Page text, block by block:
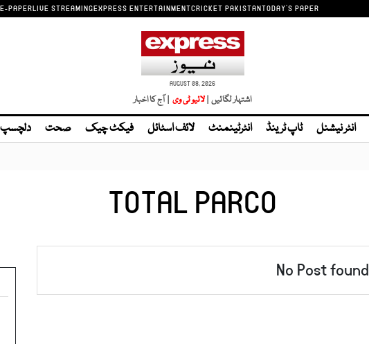
PAPERLIVE STREAMINGEXPRESS ENTERTAINMENTCRICKET PAKISTANTODAY'S PAPER
AUGUST 08, 2026
اشتہار لگائیں | | آج کا اخبار
انٹر نیشنل ٹاپ ٹرینڈ انٹرٹینمنٹ لائف اسٹائل فیکٹ چیک صحت
TOTAL PARCO
No Post found